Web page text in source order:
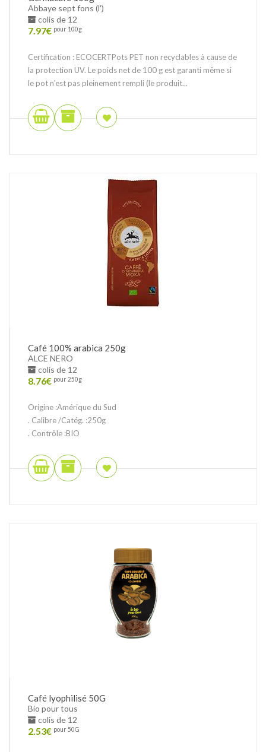
Abbaye sept fons (l')
colis de 12
7.97€ pour 100g
Certification : ECOCERTPots PET non recyclables à cause de
la protection UV. Le poids net de 100 g est garanti même si
le pot n'est pas pleinement rempli (le produit...
Café 100% arabica 250g
ALCE NERO
colis de 12
8.76€ pour 250g
Origine :Amérique du Sud
. Calibre /Catég. :250g
. Contrôle :BIO
Café lyophilisé 50G
Bio pour tous
colis de 12
2.53€ pour 50G